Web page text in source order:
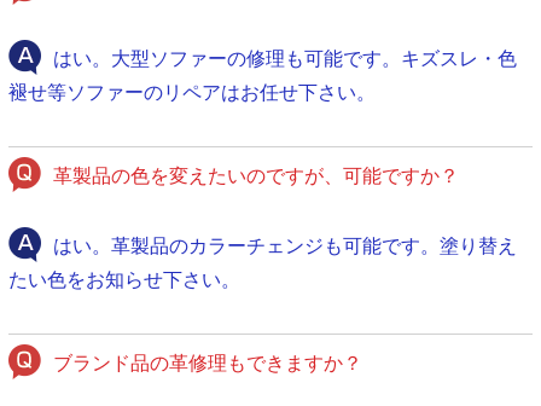
はい。大型ソファーの修理も可能です。キズスレ・色
褪せ等ソファーのリペアはお任せ下さい。
革製品の色を変えたいのですが、可能ですか？
はい。革製品のカラーチェンジも可能です。塗り替え
たい色をお知らせ下さい。
ブランド品の革修理もできますか？